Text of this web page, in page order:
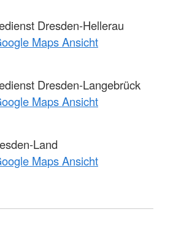
Dresden-Hellerau
Maps Ansicht
Dresden-Langebrück
Maps Ansicht
Land
Maps Ansicht